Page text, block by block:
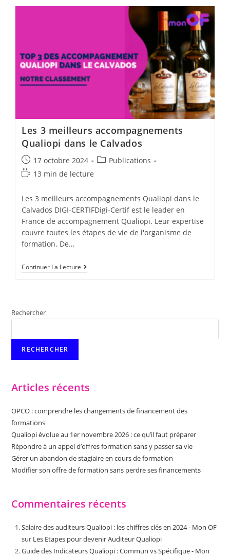
Accompagnements
Les 3 meilleurs accompagnements
Qualiopi dans le Calvados
Post
published:
17 octobre 2024
PostPublications
Temps
lecture :
13 min de lecture
Les 3 meilleurs accompagnements Qualiopi dans le
Calvados DIGI-CERTIFDigi-Certif est le leader en
France de accompagnement Qualiopi. Leur expertise
couvre toutes les étapes de vie de l'organisme de
formation. De…
Continuer La Lecture Les
3
Rechercher
RECHERCHER
Articles récents
OPCO : comprendre les changements de financement des
formations
Qualiopi évolue au 1er novembre 2026 : ce qu’il faut préparer
Répondre à un appel d’offres formation sans y passer sa vie
Gérer un abandon de stagiaire en cours de formation
Modifier son offre de formation sans perdre ses financements
Commentaires récents
Salaire des auditeurs Qualiopi : les chiffres clés en 2024 - Mon OF
sur Les Etapes pour devenir Auditeur Qualiopi
Guide des Indicateurs Qualiopi : Commun vs Spécifique - Mon